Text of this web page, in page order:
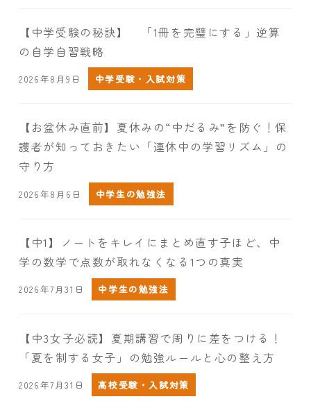
【中学受験の秘訣】 「1冊を完璧にする」逆算
の自学自習戦略
2026年8月9日 中学受験・入試対策
【お盆休み直前】夏休みの“中だるみ”を防ぐ！保
護者が知っておきたい「連休中の学習リズム」の
守り方
2026年8月6日 中学生の勉強法
【中1】ノートをキレイにまとめ直す子ほど、中
学の数学で点数が取れなくなる1つの真実
2026年7月31日 中学生の勉強法
【中3女子必読】夏期講習で周りに差をつける！
「夏を制する女子」の勉強ルールと心の整え方
2026年7月31日 高校受験・入試対策